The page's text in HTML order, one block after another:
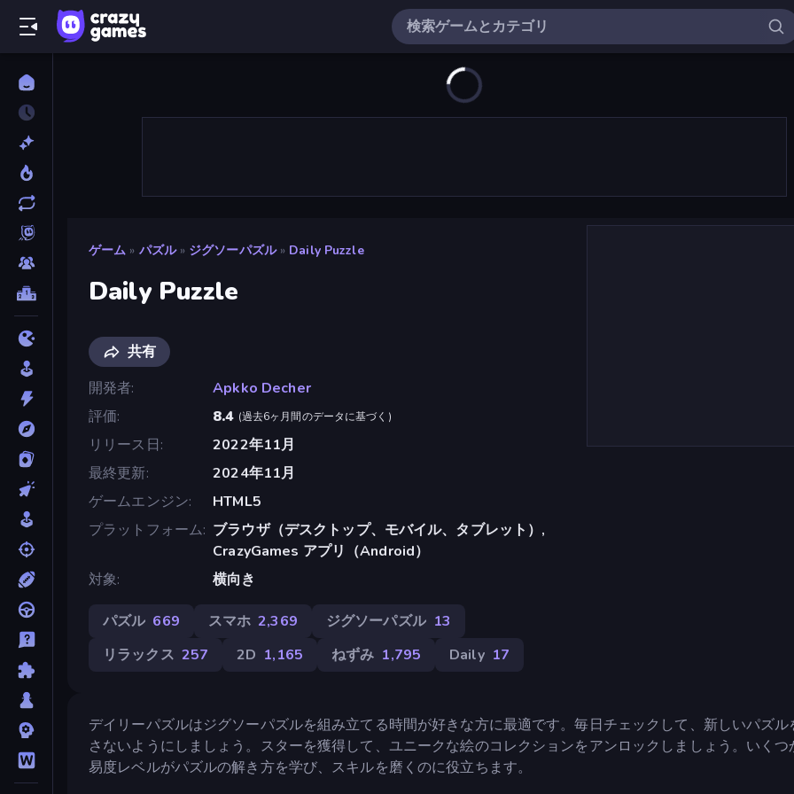
ゲーム » パズル » ジグソーパズル » Daily Puzzle
Daily Puzzle
共有
開発者
Apkko Decher
評価
8.4 (過去6ヶ月間のデータに基づく )
リリース日
2022年11月
最終更新
2024年11月
ゲームエンジン
HTML5
プラットフォーム ブラウザ（デスクトップ、モバイル、タブレット）,
CrazyGames アプリ（Android）
対象
横向き
パズル 669 スマホ 2,369 ジグソーパズル 13
リラックス 257 2D 1,165 ねずみ 1,795 Daily 17
デイリーパズルはジグソーパズルを組み立てる時間が好きな方に最適です。毎日チェックして、新しいパズル
さないようにしましょう。スターを獲得して、ユニークな絵のコレクションをアンロックしましょう。いくつ
易度レベルがパズルの解き方を学び、スキルを磨くのに役立ちます。